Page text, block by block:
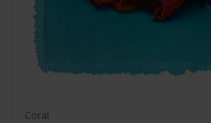
Coral